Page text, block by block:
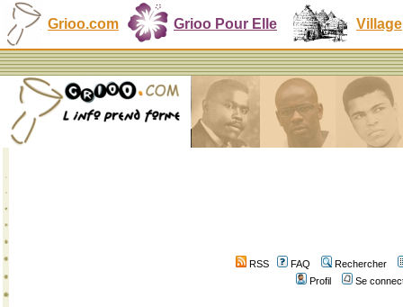
Grioo.com Grioo Pour Elle Village
RSS FAQ
Rechercher
Profil
Se